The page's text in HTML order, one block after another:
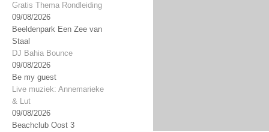
Gratis Thema Rondleiding
09/08/2026
Beeldenpark Een Zee van
Staal
DJ Bahia Bounce
09/08/2026
Be my guest
Live muziek: Annemarieke
& Lut
09/08/2026
Beachclub Oost 3